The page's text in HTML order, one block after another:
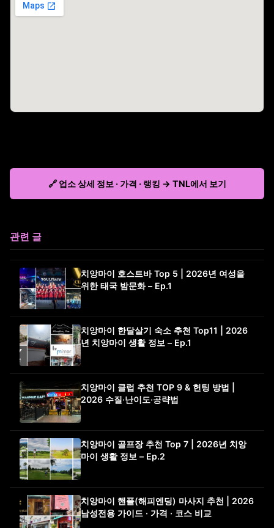
🔗 업소 상세 정보 · 가격 · 랭킹 → TNL에서 보기
관련 글
치앙마이 호스트바 Top 5 | 2026년 여성을
위한 태국 밤문화 – Ep.1
치앙마이 한달살기 숙소 추천 Top11 | 2026
년 치앙마이 생활 정보 – Ep.1
치앙마이 클럽 추천 TOP 9 & 헌팅 방법 |
2026 수질·난이도·공략법
치앙마이 골프장 추천 Top 7 | 2026년 치앙
마이 생활 정보 – Ep.2
치앙마이 핸플(해피엔딩) 마사지 추천 | 2026
남성전용 가이드 · 가격 · 코스 비교